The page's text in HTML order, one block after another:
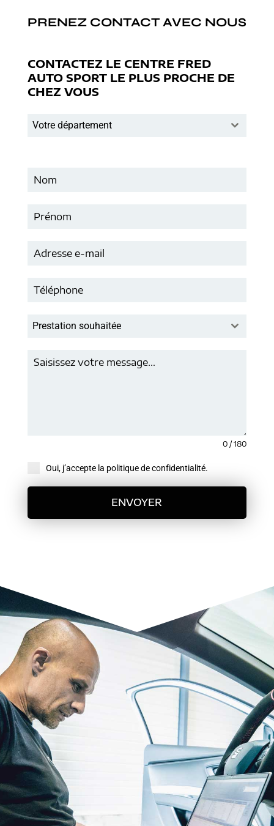
PRENEZ CONTACT AVEC NOUS
CONTACTEZ LE CENTRE FRED
AUTO SPORT LE PLUS PROCHE DE
CHEZ VOUS
Votre département
Prestation souhaitée
0 / 180
Oui, j’accepte la politique de confidentialité.
ENVOYER